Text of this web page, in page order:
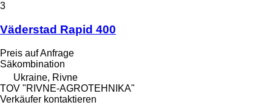
3
Väderstad Rapid 400
Preis auf Anfrage
Säkombination
Ukraine, Rivne
TOV "RIVNE-AGROTEHNIKA"
Verkäufer kontaktieren